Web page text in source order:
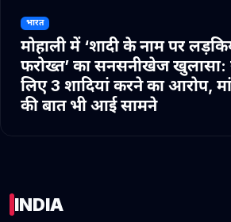
भारत
मोहाली में ‘शादी के नाम पर
फरोख्त’ का सनसनीखेज खुलासा:
लिए 3 शादियां करने का आरोप,
की बात भी आई सामने
INDIA